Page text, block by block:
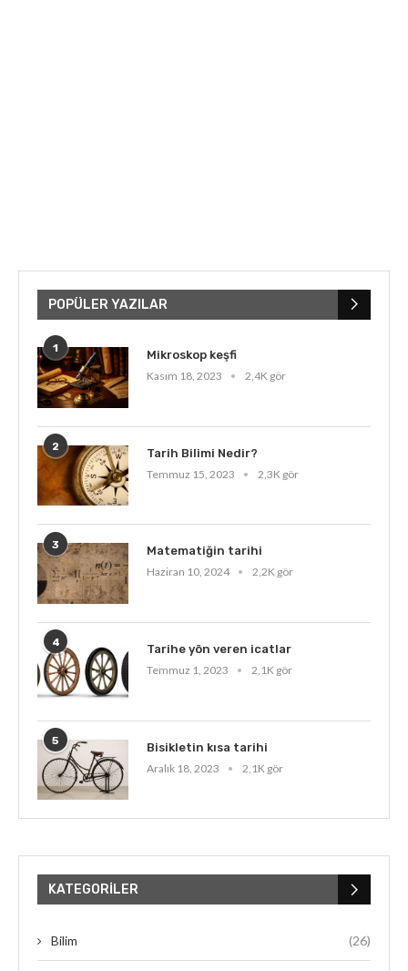
POPÜLER YAZILAR
1
Mikroskop keşfi
Kasım 18, 2023
2,4K gör
2
Tarih Bilimi Nedir?
Temmuz 15, 2023
2,3K gör
3
Matematiğin tarihi
Haziran 10, 2024
2,2K gör
4
Tarihe yön veren icatlar
Temmuz 1, 2023
2,1K gör
5
Bisikletin kısa tarihi
Aralık 18, 2023
2,1K gör
KATEGORILER
Bilim (26)